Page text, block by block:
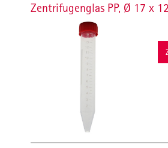
Zentrifugenglas PP, Ø 17 x